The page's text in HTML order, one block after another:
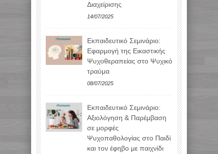
Διαχείρισης
14/07/2025
Εκπαιδευτικό Σεμινάριο:
Εφαρμογή της Εικαστικής
Ψυχοθεραπείας στο Ψυχικό
τραύμα
08/07/2025
Εκπαιδευτικό Σεμινάριο:
Αξιολόγηση & Παρέμβαση
σε μορφές
Ψυχοπαθολογίας στο Παιδί
και τον έφηβο με παιχνίδι